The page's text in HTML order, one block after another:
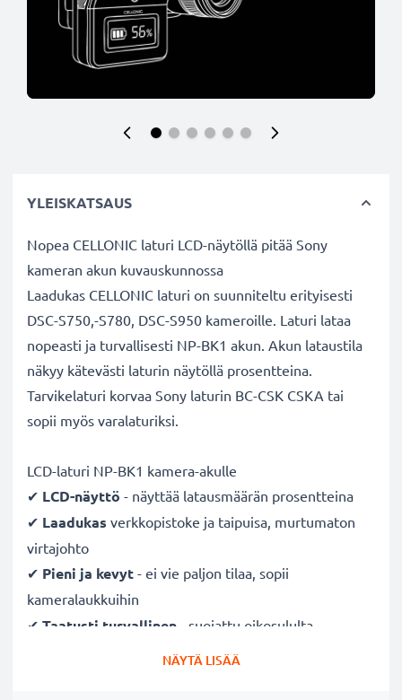
YLEISKATSAUS
Nopea CELLONIC laturi LCD-näytöllä pitää Sony
kameran akun kuvauskunnossa
Laadukas CELLONIC laturi on suunniteltu erityisesti
DSC-S750,-S780, DSC-S950 kameroille. Laturi lataa
nopeasti ja turvallisesti NP-BK1 akun. Akun lataustila
näkyy kätevästi laturin näytöllä prosentteina.
Tarvikelaturi korvaa Sony laturin BC-CSK CSKA tai
sopii myös varalaturiksi.
LCD-laturi NP-BK1 kamera-akulle
✔ LCD-näyttö - näyttää latausmäärän prosentteina
✔ Laadukas verkkopistoke ja taipuisa, murtumaton
virtajohto
✔ Pieni ja kevyt - ei vie paljon tilaa, sopii
kameralaukkuihin
✔ Taatusti turvallinen - suojattu oikosululta,
ylikuumenemiselta ja ylijännitteeltä
NÄYTÄ LISÄÄ